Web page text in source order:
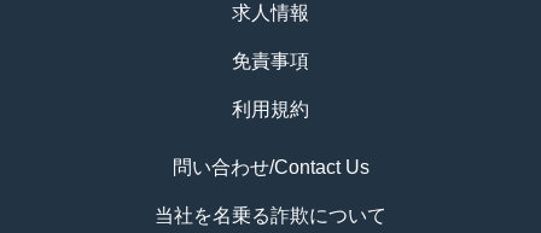
求人情報
免責事項
利用規約
問い合わせ/Contact Us
当社を名乗る詐欺について